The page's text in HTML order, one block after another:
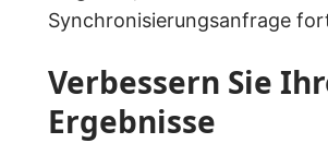
Synchronisierungsanfrage
Verbessern Sie
Ergebnisse